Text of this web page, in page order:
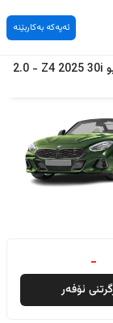
ئەپەکە بەکاربێنە
Z4 202530i
-
2.0
-
ئۆفەر